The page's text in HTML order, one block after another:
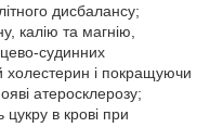
дисбалансу;
калію та магнію,
судинних
холестерин і покращуючи
атеросклерозу;
в крові при